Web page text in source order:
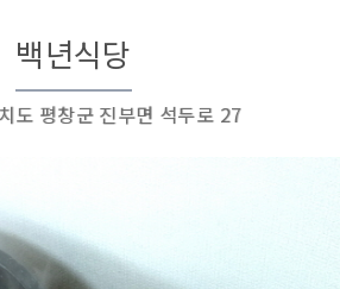
백년식당
도 평창군 진부면 석두로 27